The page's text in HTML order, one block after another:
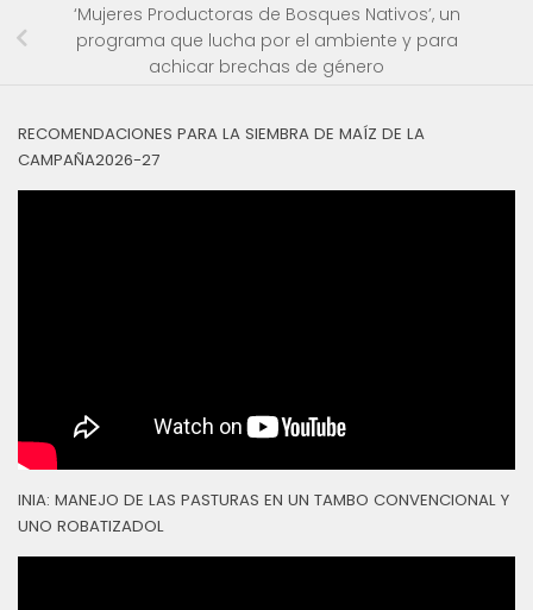
‘Mujeres Productoras de Bosques Nativos’, un
programa que lucha por el ambiente y para
achicar brechas de género
RECOMENDACIONES PARA LA SIEMBRA DE MAÍZ DE LA
CAMPAÑA2026-27
INIA: MANEJO DE LAS PASTURAS EN UN TAMBO CONVENCIONAL Y
UNO ROBATIZADOL